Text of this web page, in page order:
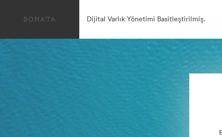
Dijital Varlık Yönetimi Basitleştirilmiş.